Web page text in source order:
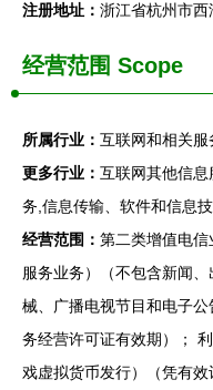
注册地址： 浙江省杭州市
经营范围 Scope
所属行业： 互联网和相关服
更多行业： 互联网其他信
务,信息传输、软件和信息
经营范围： 第二类增值电
服务业务）（不包含新闻
械、广播电视节目和电子
务经营许可证有效期）；
戏虚拟货币发行）（凭有